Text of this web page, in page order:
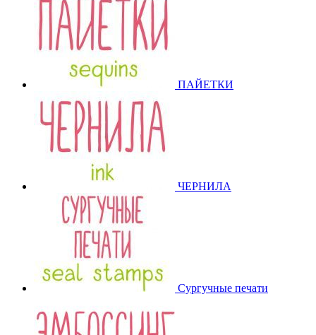
ПАЙЕТКИ
ЧЕРНИЛА
Сургучные печати